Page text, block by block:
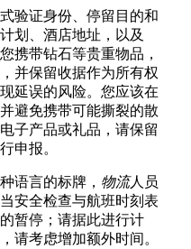
验证身份、停留目的和
划、酒店地址，以及
携带钻石等贵重物品，
并保留收据作为所有权
延误的风险。您应该在
避免携带可能撕裂的散
子产品或礼品，请保留
申报。
语言的标牌， 物流人员
安全检查与航班时刻表
暂停；请据此进行计
请考虑增加额外时间。